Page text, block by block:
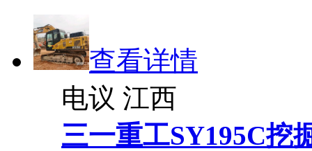
查看详情
电议 江西
三一重工SY195C挖